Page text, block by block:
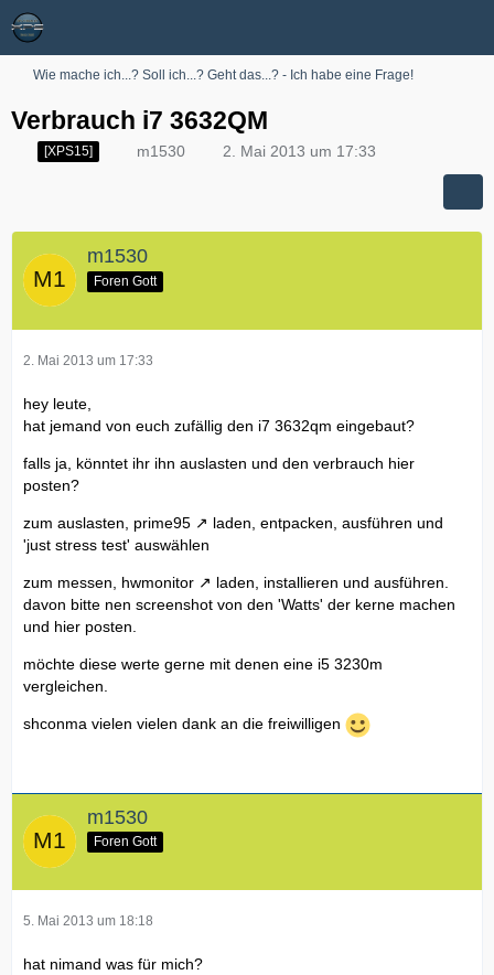
Wie mache ich...? Soll ich...? Geht das...? - Ich habe eine Frage!
Verbrauch i7 3632QM
[XPS15] m1530 2. Mai 2013 um 17:33
m1530
Foren Gott
2. Mai 2013 um 17:33
hey leute,
hat jemand von euch zufällig den i7 3632qm eingebaut?
falls ja, könntet ihr ihn auslasten und den verbrauch hier
posten?
zum auslasten, prime95
laden, entpacken, ausführen und
'just stress test' auswählen
zum messen, hwmonitor
laden, installieren und ausführen.
davon bitte nen screenshot von den 'Watts' der kerne machen
und hier posten.
möchte diese werte gerne mit denen eine i5 3230m
vergleichen.
shconma vielen vielen dank an die freiwilligen
m1530
Foren Gott
5. Mai 2013 um 18:18
hat nimand was für mich?